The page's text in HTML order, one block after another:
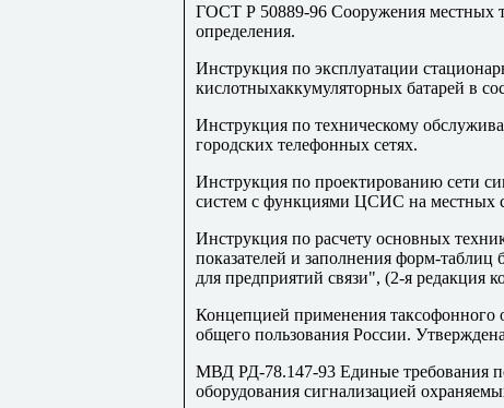
ГОСТ Р 50889-96 Сооружения местных
определения.
Инструкция по эксплуатации
кислотныхаккумуляторных батарей в
Инструкция по техническому
городских телефонных сетях.
Инструкция по проектированию сети
систем с функциями ЦСИС на местных
Инструкция по расчету основных
показателей и заполнения форм-таблиц
для предприятий связи", (2-я редакция
Концепцией применения таксофонного
общего пользования России.
МВД РД-78.147-93 Единые требования
оборудования сигнализацией